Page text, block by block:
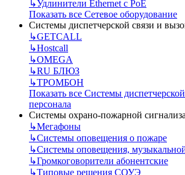
↳Удлинители Ethernet с PoE
Показать все Сетевое оборудование
Системы диспетчерской связи и
↳GETCALL
↳Hostcall
↳OMEGA
↳RU БЛЮЗ
↳ТРОМБОН
Показать все Системы
персонала
Системы охрано-пожарной
↳Мегафоны
↳Системы оповещения о пожаре
↳Системы оповещения,
↳Громкоговорители абонентские
↳Типовые решения СОУЭ